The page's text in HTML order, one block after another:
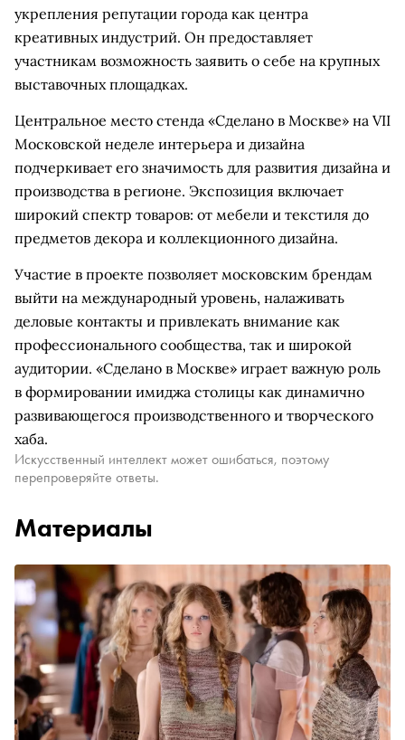
укрепления репутации города как центра
креативных индустрий. Он предоставляет
участникам возможность заявить о себе на крупных
выставочных площадках.
Центральное место стенда «Сделано в Москве» на VII
Московской неделе интерьера и дизайна
подчеркивает его значимость для развития дизайна и
производства в регионе. Экспозиция включает
широкий спектр товаров: от мебели и текстиля до
предметов декора и коллекционного дизайна.
Участие в проекте позволяет московским брендам
выйти на международный уровень, налаживать
деловые контакты и привлекать внимание как
профессионального сообщества, так и широкой
аудитории. «Сделано в Москве» играет важную роль
в формировании имиджа столицы как динамично
развивающегося производственного и творческого
хаба.
Искусственный интеллект может ошибаться, поэтому
перепроверяйте ответы.
Материалы